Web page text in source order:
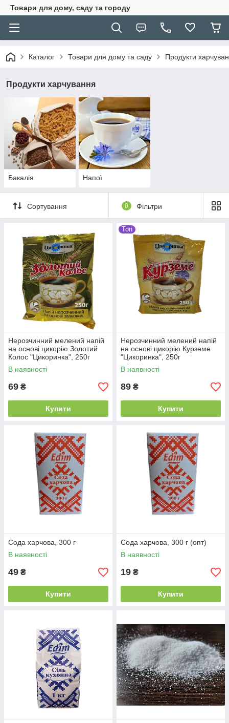
Товари для дому, саду та городу
Каталог Товари для дому та саду Продукти
Продукти харчування
Бакалія Напої
Сортування 0 Фільтри
Нерозчинний мелений напій
на основі цикорію Золотий
Колос "Цикоринка", 250г
В наявності
69 ₴
Купити
Топ
Нерозчинний мелений напій
на основі цикорію Курземе
"Цикоринка", 250г
В наявності
89 ₴
Купити
Сода харчова, 300 г
В наявності
49 ₴
Купити
Сода харчова, 300 г (опт)
В наявності
19 ₴
Купити